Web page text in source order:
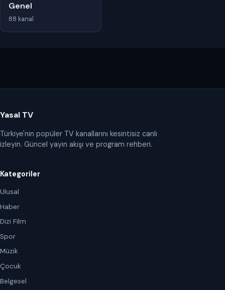
Genel
88 kanal
Yasal TV
Türkiye'nin popüler TV kanallarını kesintisiz canlı
izleyin. Güncel yayın akışı ve program rehberi.
Kategoriler
Ulusal
Haber
Dizi Film
Spor
Müzik
Çocuk
Belgesel